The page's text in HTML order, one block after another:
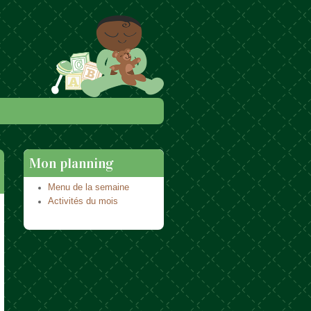
Mon planning
Menu de la semaine
Activités du mois